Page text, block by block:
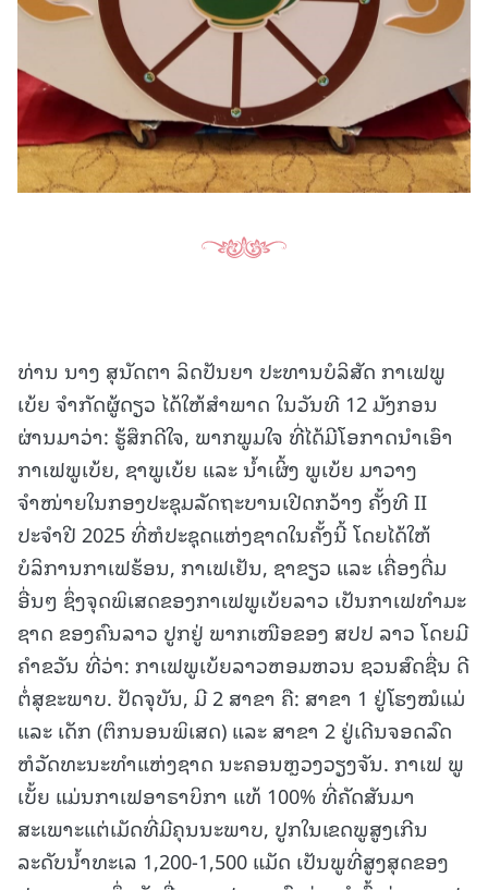
ທ່ານ ນາງ ສຸນັດຕາ ລິດປັນຍາ ປະທານບໍລິສັດ ກາເຟພູ
ເບ້ຍ ຈໍາກັດຜູ້ດຽວ ໄດ້ໃຫ້ສຳພາດ ໃນວັນທີ 12 ມັງກອນ
ຜ່ານມາວ່າ: ຮູ້ສຶກດີໃຈ, ພາກພູມໃຈ ທີ່ໄດ້ມີໂອກາດນໍາເອົາ
ກາເຟພູເບ້ຍ, ຊາພູເບ້ຍ ແລະ ນໍ້າເຜິ້ງ ພູເບ້ຍ ມາວາງ
ຈຳໜ່າຍໃນກອງປະຊຸມລັດຖະບານເປີດກວ້າງ ຄັ້ງທີ II
ປະຈຳປີ 2025 ທີ່ຫໍປະຊຸດແຫ່ງຊາດໃນຄັ້ງນີ້ ໂດຍໄດ້ໃຫ້
ບໍລິການກາເຟຮ້ອນ, ກາເຟເຢັນ, ຊາຂຽວ ແລະ ເຄື່ອງດື່ມ
ອື່ນໆ ຊຶ່ງຈຸດພິເສດຂອງກາເຟພູເບ້ຍລາວ ເປັນກາເຟທໍາມະ
ຊາດ ຂອງຄົນລາວ ປູກຢູ່ ພາກເໜືອຂອງ ສປປ ລາວ ໂດຍມີ
ຄຳຂວັນ ທີ່ວ່າ: ກາເຟພູເບ້ຍລາວຫອມຫວນ ຊວນສົດຊື່ນ ດີ
ຕໍ່ສຸຂະພາບ. ປັດຈຸບັນ, ມີ 2 ສາຂາ ຄື: ສາຂາ 1 ຢູ່ໂຮງໝໍແມ່
ແລະ ເດັກ (ຕຶກນອນພິເສດ) ແລະ ສາຂາ 2 ຢູ່ເດີນຈອດລົດ
ຫໍວັດທະນະທໍາແຫ່ງຊາດ ນະຄອນຫຼວງວຽງຈັນ. ກາເຟ ພູ
ເບັ້ຍ ແມ່ນກາເຟອາຣາບິກາ ແທ້ 100% ທີ່ຄັດສັນມາ
ສະເພາະແຕ່ເມັດທີ່ມີຄຸນນະພາບ, ປູກໃນເຂດພູສູງເກີນ
ລະດັບນໍ້າທະເລ 1,200-1,500 ແມັດ ເປັນພູທີ່ສູງສຸດຂອງ